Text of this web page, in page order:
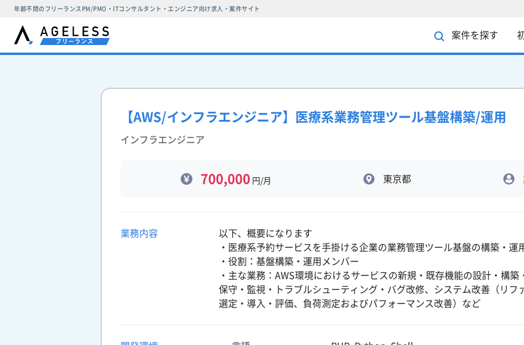
年齢不問のフリーランスPM/PMO・ITコンサルタント・エンジニア向け求人・案件サイト
案件を探す
【AWS/インフラエンジニア】医療系業務管理ツール基盤構築/運用
インフラエンジニア
700,000 円/月 東京都
業務内容
以下、概要になります
・医療系予約サービスを手掛ける企業の業務管理ツール基盤の構築・運
・役割：基盤構築・運用メンバー
・主な業務：AWS環境におけるサービスの新規・既存機能の設計・構
保守・監視・トラブルシューティング・バグ改修、システム改善（リフ
選定・導入・評価、負荷測定およびパフォーマンス改善）など